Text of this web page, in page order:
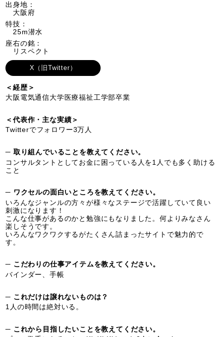
出身地：
大阪府
特技：
25m潜水
座右の銘：
リスペクト
X（旧Twitter）
＜経歴＞
大阪電気通信大学医療福祉工学部卒業
＜代表作・主な実績＞
Twitterでフォロワー3万人
─ 取り組んでいることを教えてください。
コンサルタントとしてお金に困っている人を1人でも多く助ける
こと
─ ワクセルの面白いところを教えてください。
​いろんなジャンルの方々が様々なステージで活躍していて良い
刺激になります！
こんな仕事があるのかと勉強にもなりました。何よりみなさん
楽しそうです。
いろんなワクワクするがたくさん詰まったサイトで魅力的で
す。
─ こだわりの仕事アイテムを教えてください。
バインダー、手帳
─ これだけは譲れないものは？
1人の時間は絶対いる。
─ これから目指したいことを教えてください。